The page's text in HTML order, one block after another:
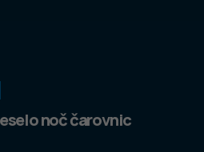
noč čarovnic